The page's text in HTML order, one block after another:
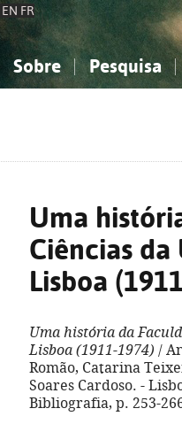
EN FR
Sobre Pesquisa
Uma
Ciências
Lisboa
Uma história da
Lisboa (1911-1974) /
Romão, Catarina
Soares Cardoso. -
Bibliografia, p. 253-